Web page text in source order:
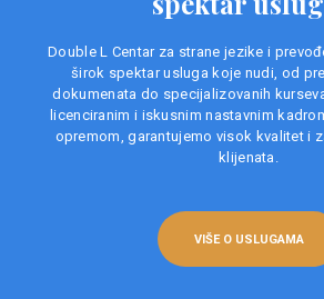
Double L Centar za strane jezike i
širok spektar usluga koje nudi, od
dokumenata do specijalizovanih
licenciranim i iskusnim nastavnim
opremom, garantujemo visok kvalitet i
klijenata.
VIŠE O USLUGAMA